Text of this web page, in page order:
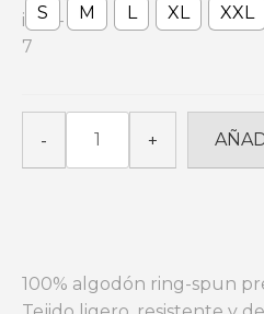
S M L XL XXL
-
UP_Peacock
Blue
+
100% algodón ring-spun